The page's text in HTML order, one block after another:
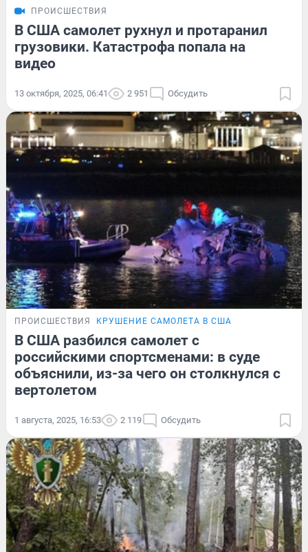
ПРОИСШЕСТВИЯ
В США самолет рухнул и протаранил
грузовики. Катастрофа попала на
видео
13 октября, 2025, 06:41 2 951 Обсудить
ПРОИСШЕСТВИЯ КРУШЕНИЕ САМОЛЕТА В США
В США разбился самолет с
российскими спортсменами: в суде
объяснили, из-за чего он столкнулся с
вертолетом
1 августа, 2025, 16:53 2 119 Обсудить